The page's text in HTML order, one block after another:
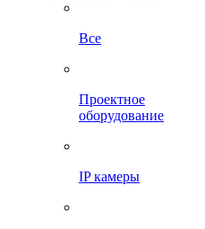
Все
Проектное
оборудование
IP камеры